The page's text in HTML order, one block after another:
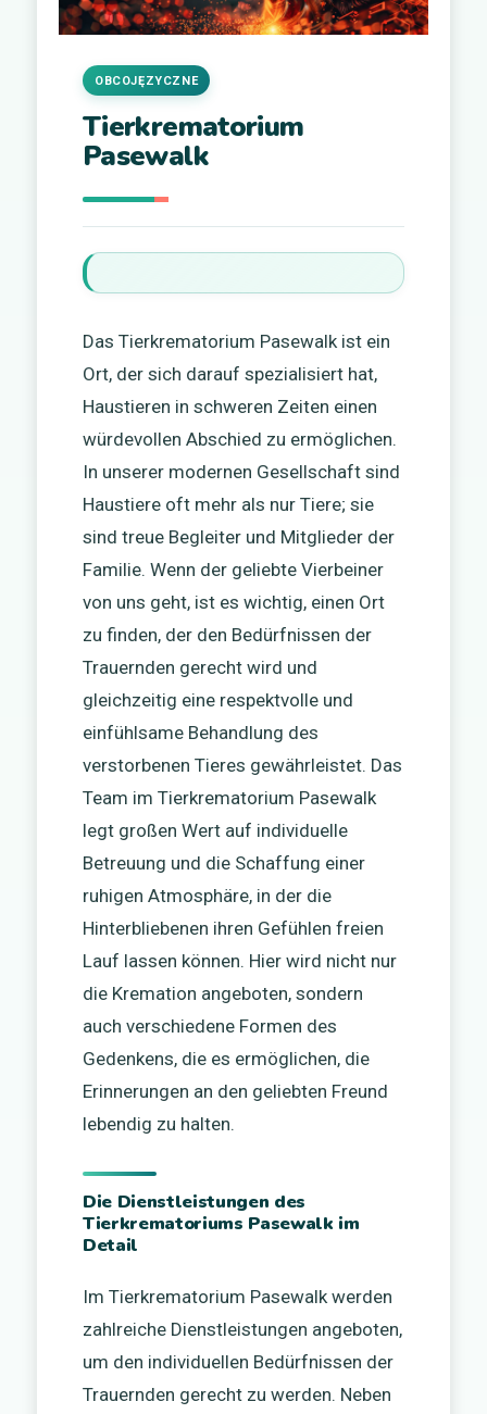
Tierkrematorium
Pasewalk
OBCOJĘZYCZNE
Das Tierkrematorium Pasewalk ist ein
Ort, der sich darauf spezialisiert hat,
Haustieren in schweren Zeiten einen
würdevollen Abschied zu ermöglichen.
In unserer modernen Gesellschaft sind
Haustiere oft mehr als nur Tiere; sie
sind treue Begleiter und Mitglieder der
Familie. Wenn der geliebte Vierbeiner
von uns geht, ist es wichtig, einen Ort
zu finden, der den Bedürfnissen der
Trauernden gerecht wird und
gleichzeitig eine respektvolle und
einfühlsame Behandlung des
verstorbenen Tieres gewährleistet. Das
Team im Tierkrematorium Pasewalk
legt großen Wert auf individuelle
Betreuung und die Schaffung einer
ruhigen Atmosphäre, in der die
Hinterbliebenen ihren Gefühlen freien
Lauf lassen können. Hier wird nicht nur
die Kremation angeboten, sondern
auch verschiedene Formen des
Gedenkens, die es ermöglichen, die
Erinnerungen an den geliebten Freund
lebendig zu halten.
Die Dienstleistungen des
Tierkrematoriums Pasewalk im
Detail
Im Tierkrematorium Pasewalk werden
zahlreiche Dienstleistungen angeboten,
um den individuellen Bedürfnissen der
Trauernden gerecht zu werden. Neben